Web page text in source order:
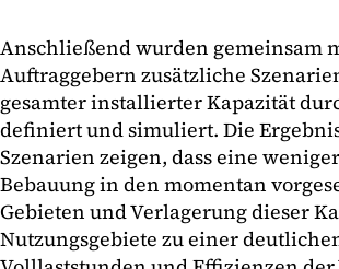
Anschließend wurden gemeinsam
Auftraggebern zusätzliche
gesamter installierter Kapazität
definiert und simuliert. Die
Szenarien zeigen, dass eine
Bebauung in den momentan
Gebieten und Verlagerung dieser
Nutzungsgebiete zu einer